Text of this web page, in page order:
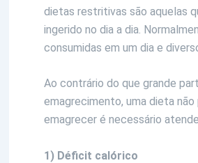
dietas restritivas são aquelas
ingerido no dia a dia.
consumidas em um dia e
Ao contrário do que grande
emagrecimento, uma dieta
emagrecer é necessário
1) Déficit calórico